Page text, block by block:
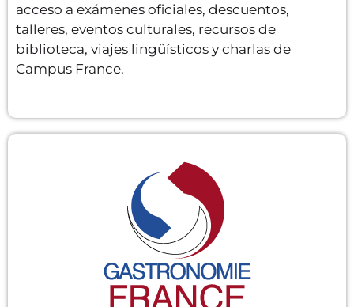
acceso a exámenes oficiales, descuentos,
talleres, eventos culturales, recursos de
biblioteca, viajes lingüísticos y charlas de
Campus France.